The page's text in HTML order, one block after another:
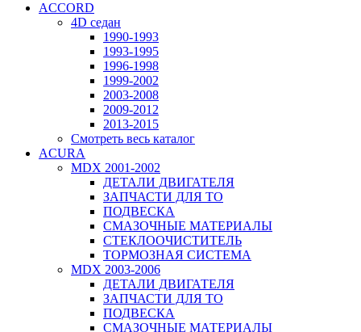
ACCORD
4D седан
1990-1993
1993-1995
1996-1998
1999-2002
2003-2008
2009-2012
2013-2015
Смотреть весь каталог
ACURA
MDX 2001-2002
ДЕТАЛИ ДВИГАТЕЛЯ
ЗАПЧАСТИ ДЛЯ ТО
ПОДВЕСКА
СМАЗОЧНЫЕ МАТЕРИАЛЫ
СТЕКЛООЧИСТИТЕЛЬ
ТОРМОЗНАЯ СИСТЕМА
MDX 2003-2006
ДЕТАЛИ ДВИГАТЕЛЯ
ЗАПЧАСТИ ДЛЯ ТО
ПОДВЕСКА
СМАЗОЧНЫЕ МАТЕРИАЛЫ